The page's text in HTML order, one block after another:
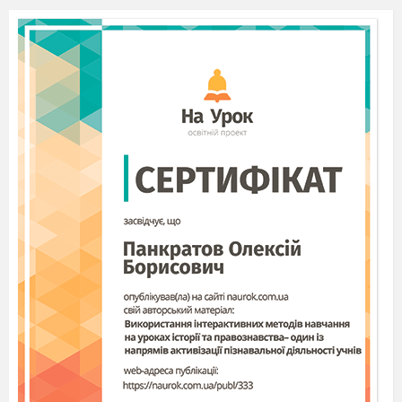
значимая часть слова. Нужно рассказать
правило про эту морфему и привести пример
слова. (Сделать это на украинском и русском
языках – назвать значимую часть слова).
Учащийся может рассказывать правило по
учебнику или приводить рифмованное
которое сочинил сам или его
одноклассники.
Корень слова
Корень – главная значимая часть,
Родственные связи дарят корню власть.
Выбери умело линию родства,
-2-